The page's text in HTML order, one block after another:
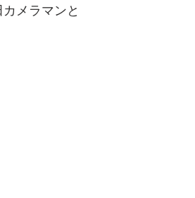
メラマンと